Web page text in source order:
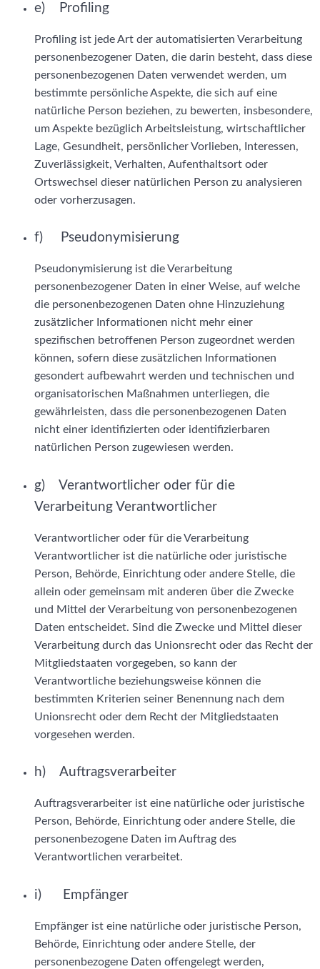
e) Profiling
Profiling ist jede Art der automatisierten Verarbeitung
personenbezogener Daten, die darin besteht, dass diese
personenbezogenen Daten verwendet werden, um
bestimmte persönliche Aspekte, die sich auf eine
natürliche Person beziehen, zu bewerten, insbesondere,
um Aspekte bezüglich Arbeitsleistung, wirtschaftlicher
Lage, Gesundheit, persönlicher Vorlieben, Interessen,
Zuverlässigkeit, Verhalten, Aufenthaltsort oder
Ortswechsel dieser natürlichen Person zu analysieren
oder vorherzusagen.
f) Pseudonymisierung
Pseudonymisierung ist die Verarbeitung
personenbezogener Daten in einer Weise, auf welche
die personenbezogenen Daten ohne Hinzuziehung
zusätzlicher Informationen nicht mehr einer
spezifischen betroffenen Person zugeordnet werden
können, sofern diese zusätzlichen Informationen
gesondert aufbewahrt werden und technischen und
organisatorischen Maßnahmen unterliegen, die
gewährleisten, dass die personenbezogenen Daten
nicht einer identifizierten oder identifizierbaren
natürlichen Person zugewiesen werden.
g) Verantwortlicher oder für die
Verarbeitung Verantwortlicher
Verantwortlicher oder für die Verarbeitung
Verantwortlicher ist die natürliche oder juristische
Person, Behörde, Einrichtung oder andere Stelle, die
allein oder gemeinsam mit anderen über die Zwecke
und Mittel der Verarbeitung von personenbezogenen
Daten entscheidet. Sind die Zwecke und Mittel dieser
Verarbeitung durch das Unionsrecht oder das Recht der
Mitgliedstaaten vorgegeben, so kann der
Verantwortliche beziehungsweise können die
bestimmten Kriterien seiner Benennung nach dem
Unionsrecht oder dem Recht der Mitgliedstaaten
vorgesehen werden.
h) Auftragsverarbeiter
Auftragsverarbeiter ist eine natürliche oder juristische
Person, Behörde, Einrichtung oder andere Stelle, die
personenbezogene Daten im Auftrag des
Verantwortlichen verarbeitet.
i) Empfänger
Empfänger ist eine natürliche oder juristische Person,
Behörde, Einrichtung oder andere Stelle, der
personenbezogene Daten offengelegt werden,